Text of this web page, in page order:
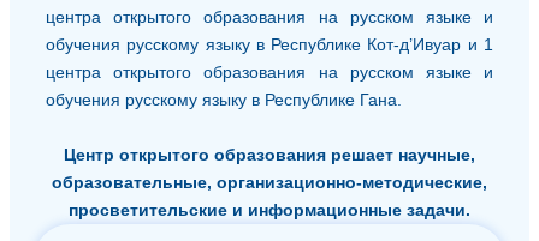
центра открытого образования на русском языке и
обучения русскому языку в Республике Кот-д’Ивуар и 1
центра открытого образования на русском языке и
обучения русскому языку в Республике Гана.
Центр открытого образования решает научные,
образовательные, организационно-методические,
просветительские и информационные задачи.